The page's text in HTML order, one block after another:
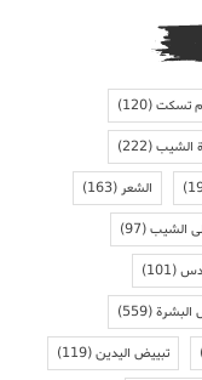
تسكت(120)
الشيب(222)
الشعر(163)
الشيب(97)
(101)
البشرة(559)
تبييض اليدين(119)